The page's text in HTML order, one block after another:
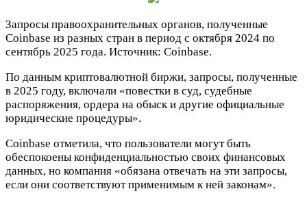
Запросы правоохранительных органов, полученные
Coinbase из разных стран в период с октября 2024 по
сентябрь 2025 года. Источник: Coinbase.
По данным криптовалютной биржи, запросы, полученные
в 2025 году, включали «повестки в суд, судебные
распоряжения, ордера на обыск и другие официальные
юридические процедуры».
Coinbase отметила, что пользователи могут быть
обеспокоены конфиденциальностью своих финансовых
данных, но компания «обязана отвечать на эти запросы,
если они соответствуют применимым к ней законам».